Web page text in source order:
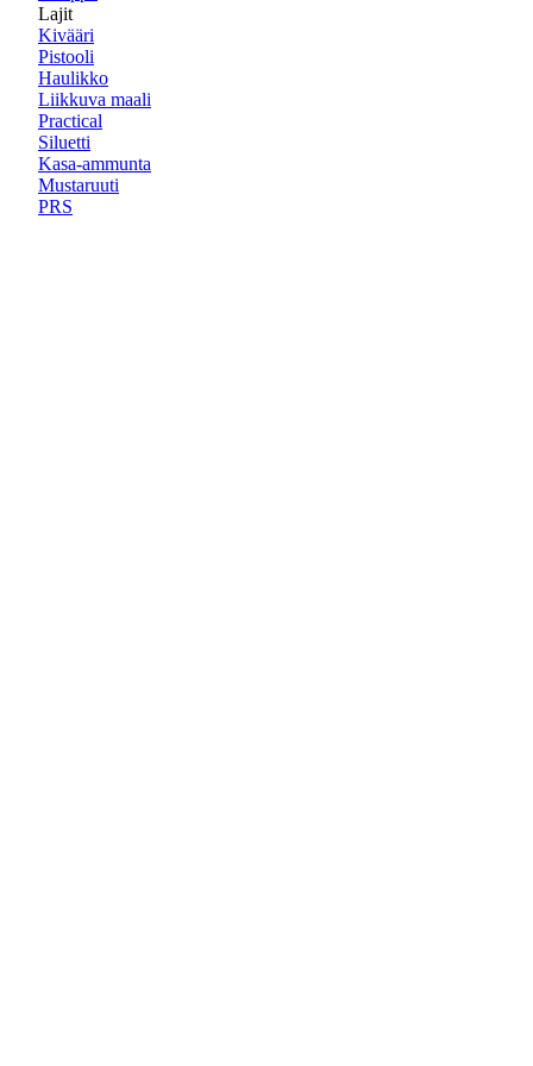
Lajit
Kivääri
Pistooli
Haulikko
Liikkuva maali
Practical
Siluetti
Kasa-ammunta
Mustaruuti
PRS